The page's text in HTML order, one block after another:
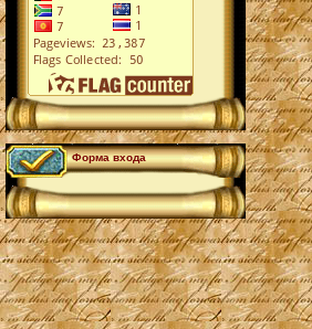
Форма входа